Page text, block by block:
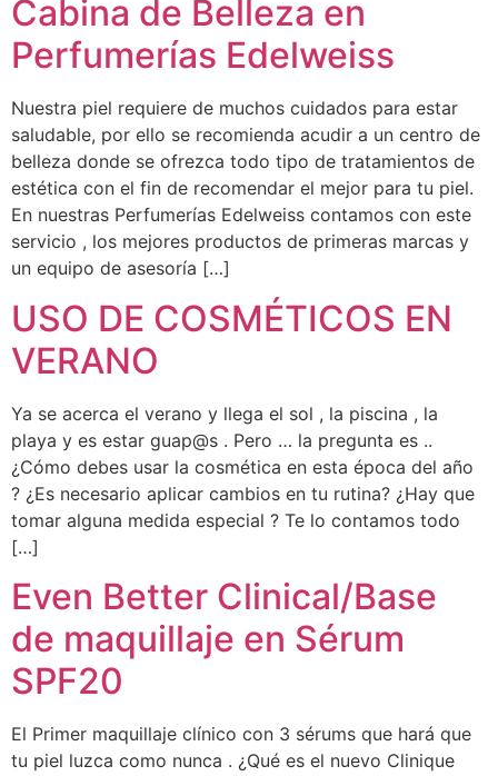
Cabina de Belleza en
Perfumerías Edelweiss
Nuestra piel requiere de muchos cuidados para estar
saludable, por ello se recomienda acudir a un centro de
belleza donde se ofrezca todo tipo de tratamientos de
estética con el fin de recomendar el mejor para tu piel.
En nuestras Perfumerías Edelweiss contamos con este
servicio , los mejores productos de primeras marcas y
un equipo de asesoría […]
USO DE COSMÉTICOS EN
VERANO
Ya se acerca el verano y llega el sol , la piscina , la
playa y es estar guap@s . Pero … la pregunta es ..
¿Cómo debes usar la cosmética en esta época del año
? ¿Es necesario aplicar cambios en tu rutina? ¿Hay que
tomar alguna medida especial ? Te lo contamos todo
[…]
Even Better Clinical/Base
de maquillaje en Sérum
SPF20
El Primer maquillaje clínico con 3 sérums que hará que
tu piel luzca como nunca . ¿Qué es el nuevo Clinique